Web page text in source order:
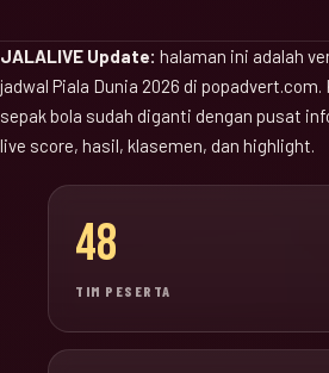
JALALIVE Update: halaman ini adalah
jadwal Piala Dunia 2026 di
sepak bola sudah diganti dengan pusat
live score, hasil, klasemen, dan highlight.
48
TIM PESERTA